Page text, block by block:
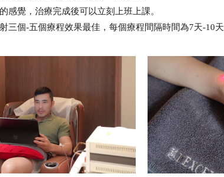
感覺，治療完成後可以立刻上班上課。
三個-五個療程效果最佳，每個療程間隔時間為7天-10天